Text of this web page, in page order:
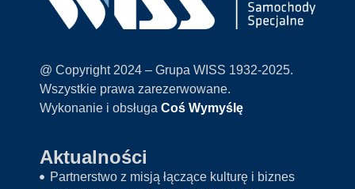
@ Copyright 2024 – Grupa WISS 1932-2025.
Wszystkie prawa zarezerwowane.
Wykonanie i obsługa Coś Wymyślę
Aktualności
Partnerstwo z misją łączące kulturę i biznes